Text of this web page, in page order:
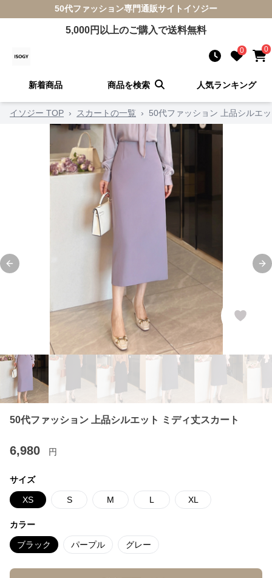
50代ファッション専門通販サイト イソジー
5,000円以上のご購入で送料無料
0 0
新着商品 商品を検索 人気ランキング
イソジー TOP › スカートの一覧 › 50代ファッション 上品シルエ
Previous slide
50代ファッション 上品シルエット ミディ丈スカート
6,980 円
サイズ
XS S M L XL
カラー
ブラック パープル グレー